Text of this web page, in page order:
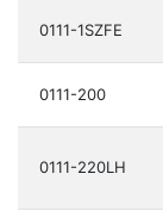
0111-1SZFE
0111-200
0111-220LH